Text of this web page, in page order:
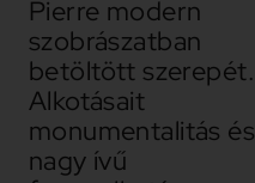
Pierre modern
szobrászatban
betöltött szerepét.
Alkotásait
monumentalitás és
nagy ívű